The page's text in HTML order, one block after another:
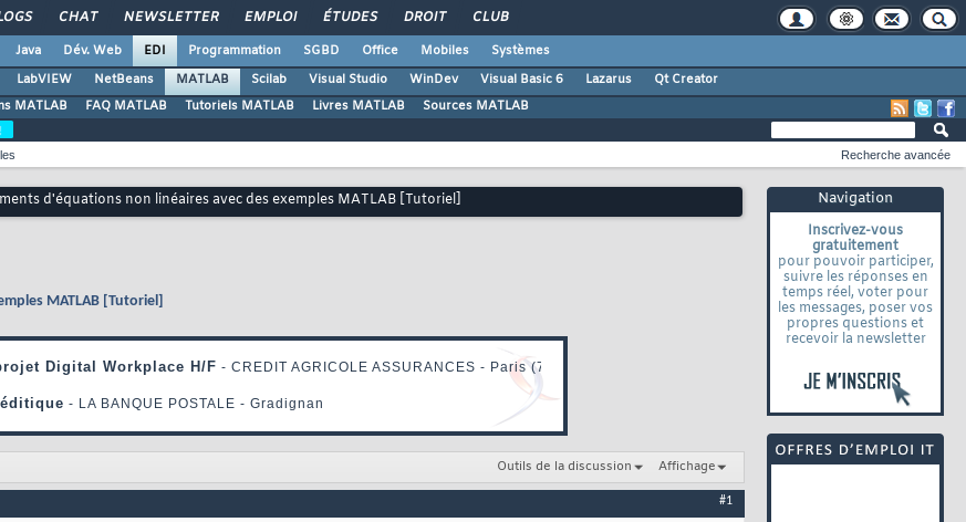
CHAT NEWSLETTER EMPLOI ÉTUDES DROIT CLUB
Java Dév. Web EDI Programmation SGBD Office Mobiles
Systèmes
LabVIEW NetBeans MATLAB Scilab Visual Studio WinDev Visual Basic 6 Lazarus
Qt Creator
MATLAB FAQ MATLAB Tutoriels MATLAB Livres MATLAB Sources MATLAB
Navigation
Inscrivez-vous
gratuitement
pour pouvoir participer,
suivre les réponses en
temps réel, voter pour
les messages, poser vos
propres questions et
recevoir la newsletter
Recherche avancée
d'équations non linéaires avec des exemples MATLAB [Tutoriel]
MATLAB [Tutoriel]
Outils de la discussion Affichage
#1